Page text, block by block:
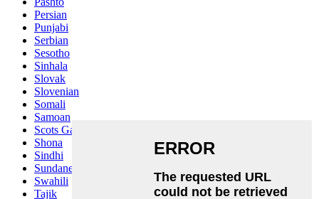
Persian
Punjabi
Serbian
Sesotho
Sinhala
Slovak
Slovenian
Somali
Samoan
Scots Gaelic
Shona
Sindhi
Sundanese
Swahili
Tajik